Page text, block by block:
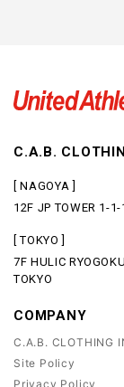
C.A.B.
[ NAGOYA ]
12F JP TOWER 1-
[ TOKYO ]
7F HULIC
TOKYO
COMPANY
C.A.B. CLOTHING
Site Policy
Privacy Policy